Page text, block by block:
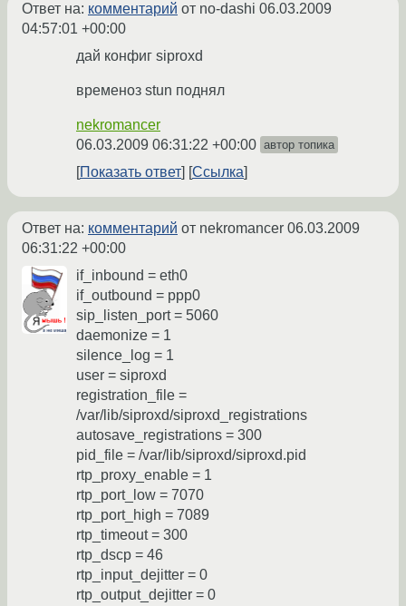
Ответ на: комментарий от no-dashi 06.03.2009
04:57:01 +00:00
дай конфиг siproxd
временоз stun поднял
nekromancer
06.03.2009 06:31:22 +00:00 автор топика
Показать ответ Ссылка
Ответ на: комментарий от nekromancer 06.03.2009
06:31:22 +00:00
if_inbound = eth0
if_outbound = ppp0
sip_listen_port = 5060
daemonize = 1
silence_log = 1
user = siproxd
registration_file =
/var/lib/siproxd/siproxd_registrations
autosave_registrations = 300
pid_file = /var/lib/siproxd/siproxd.pid
rtp_proxy_enable = 1
rtp_port_low = 7070
rtp_port_high = 7089
rtp_timeout = 300
rtp_dscp = 46
rtp_input_dejitter = 0
rtp_output_dejitter = 0